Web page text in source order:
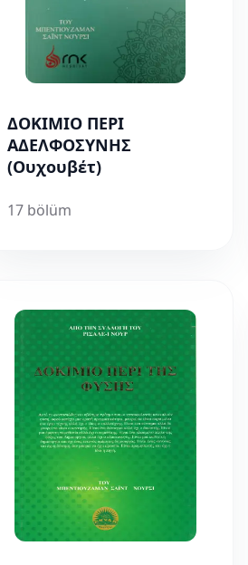
ΔΟΚΙΜΙΟ ΠΕΡΙ
ΑΔΕΛΦΟΣΥΝΗΣ
(Ουχουβέτ)
17 bölüm